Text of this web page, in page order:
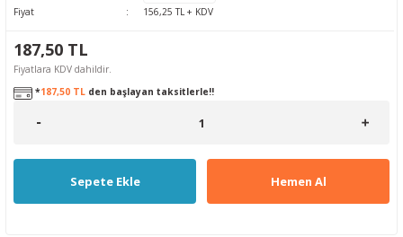
Fiyat 156,25 TL + KDV
187,50 TL
Fiyatlara KDV dahildir.
*187,50 TL den başlayan taksitlerle!!
Sepete Ekle Hemen Al